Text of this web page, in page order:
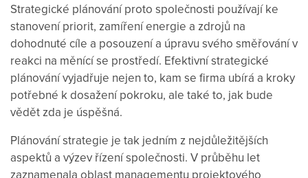
Strategické plánování proto společnosti používají ke
stanovení priorit, zamíření energie a zdrojů na
dohodnuté cíle a posouzení a úpravu svého směřování v
reakci na měnící se prostředí. Efektivní strategické
plánování vyjadřuje nejen to, kam se firma ubírá a kroky
potřebné k dosažení pokroku, ale také to, jak bude
vědět zda je úspěšná.
Plánování strategie je tak jedním z nejdůležitějších
aspektů a výzev řízení společnosti. V průběhu let
zaznamenala oblast managementu projektového